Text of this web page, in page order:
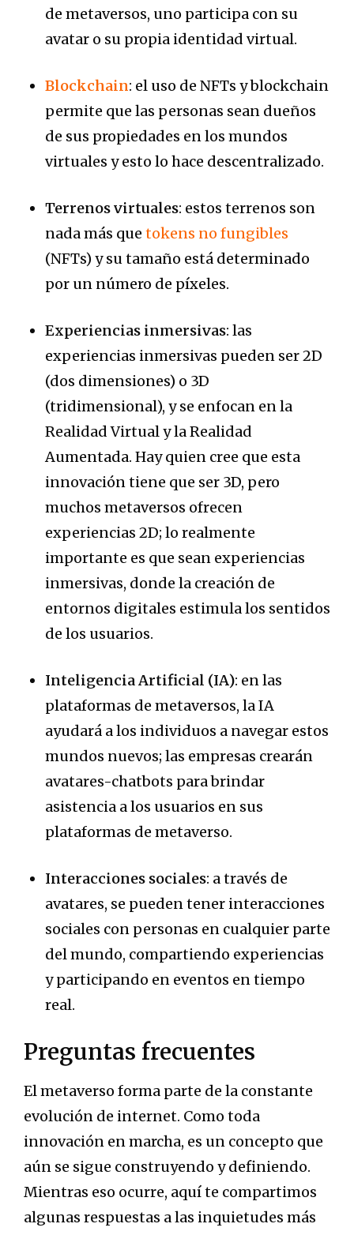
de metaversos, uno participa con su
avatar o su propia identidad virtual.
Blockchain: el uso de NFTs y blockchain
permite que las personas sean dueños
de sus propiedades en los mundos
virtuales y esto lo hace descentralizado.
Terrenos virtuales: estos terrenos son
nada más que tokens no fungibles
(NFTs) y su tamaño está determinado
por un número de píxeles.
Experiencias inmersivas: las
experiencias inmersivas pueden ser 2D
(dos dimensiones) o 3D
(tridimensional), y se enfocan en la
Realidad Virtual y la Realidad
Aumentada. Hay quien cree que esta
innovación tiene que ser 3D, pero
muchos metaversos ofrecen
experiencias 2D; lo realmente
importante es que sean experiencias
inmersivas, donde la creación de
entornos digitales estimula los sentidos
de los usuarios.
Inteligencia Artificial (IA): en las
plataformas de metaversos, la IA
ayudará a los individuos a navegar estos
mundos nuevos; las empresas crearán
avatares-chatbots para brindar
asistencia a los usuarios en sus
plataformas de metaverso.
Interacciones sociales: a través de
avatares, se pueden tener interacciones
sociales con personas en cualquier parte
del mundo, compartiendo experiencias
y participando en eventos en tiempo
real.
Preguntas frecuentes
El metaverso forma parte de la constante
evolución de internet. Como toda
innovación en marcha, es un concepto que
aún se sigue construyendo y definiendo.
Mientras eso ocurre, aquí te compartimos
algunas respuestas a las inquietudes más